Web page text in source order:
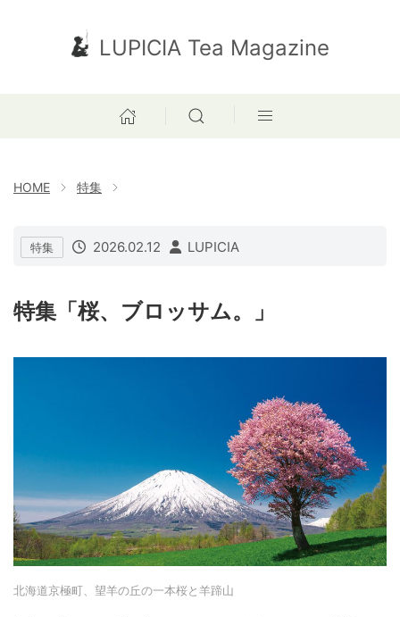
LUPICIA Tea Magazine
HOME 特集
特集 2026.02.12 LUPICIA
特集「桜、ブロッサム。」
北海道京極町、望羊の丘の一本桜と羊蹄山